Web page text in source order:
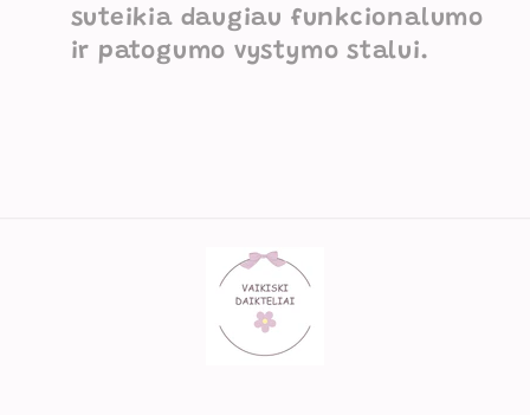
suteikia daugiau funkcionalumo
ir patogumo vystymo stalui.